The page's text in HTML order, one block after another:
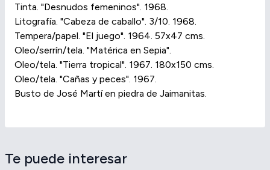
Tinta. "Desnudos femeninos". 1968.
Litografía. "Cabeza de caballo". 3/10. 1968.
Tempera/papel. "El juego". 1964. 57x47 cms.
Oleo/serrín/tela. "Matérica en Sepia".
Oleo/tela. "Tierra tropical". 1967. 180x150 cms.
Oleo/tela. "Cañas y peces". 1967.
Busto de José Martí en piedra de Jaimanitas.
Te puede interesar